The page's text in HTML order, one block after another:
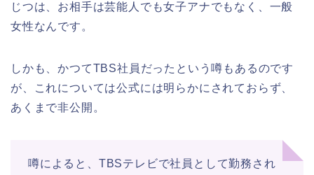
じつは、お相手は芸能人でも女子アナでもなく、一般
女性なんです。
しかも、かつてTBS社員だったという噂もあるのです
が、これについては公式には明らかにされておらず、
あくまで非公開。
噂によると、TBSテレビで社員として勤務され